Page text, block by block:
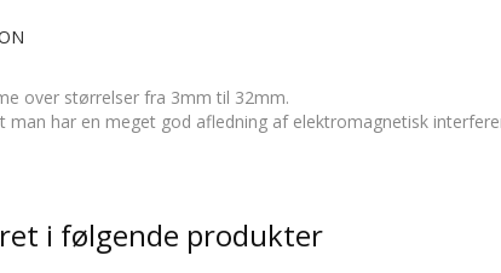
over størrelser fra 3mm til 32mm.
har en meget god afledning af elektromagnetisk
i følgende produkter